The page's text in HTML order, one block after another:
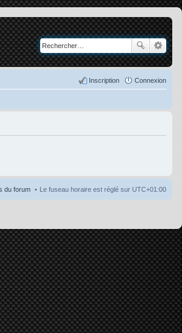
Connexion
Inscription
Le fuseau horaire est réglé sur UTC+01:00
du forum